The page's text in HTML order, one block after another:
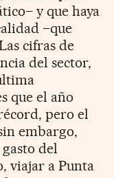
y que haya
–que
cifras de
del sector,
que el año
pero el
embargo,
del
viajar a Punta